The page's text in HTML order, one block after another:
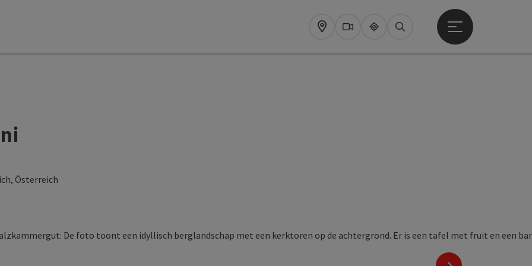
Map WebcamsUpperguide
Zoeken
Startmenu openen
Österreich